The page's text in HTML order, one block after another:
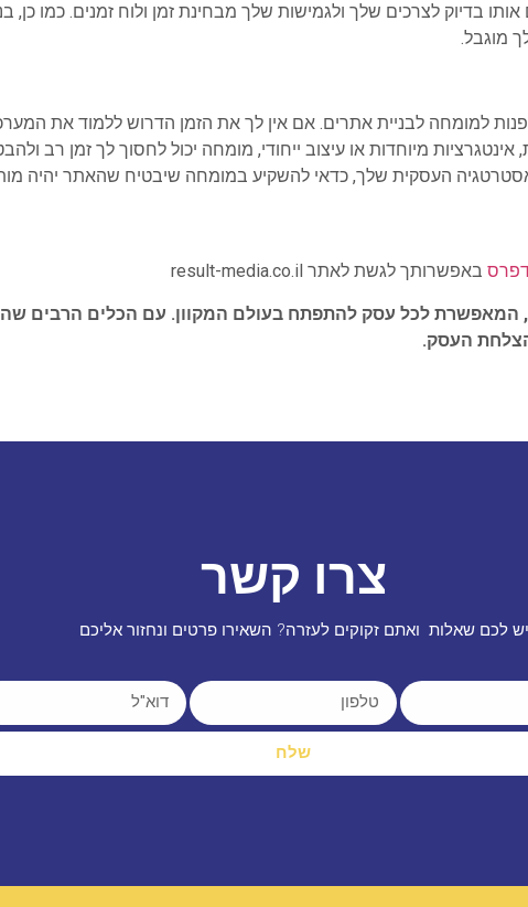
בדיוק לצרכים שלך ולגמישות שלך מבחינת זמן ולוח זמנים. כמו כן,
מוגבל.
למומחה לבניית אתרים. אם אין לך את הזמן הדרוש ללמוד את
מיוחדות או עיצוב ייחודי, מומחה יכול לחסוך לך זמן רב
העסקית שלך, כדאי להשקיע במומחה שיבטיח שהאתר יהיה
באפשרותך לגשת לאתר result-media.co.il
המאפשרת לכל עסק להתפתח בעולם המקוון. עם הכלים הרבים
העסק.
צרו קשר
יש לכם שאלות ואתם זקוקים לעזרה? השאירו פרטים ונחזור אליכם
שלח